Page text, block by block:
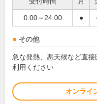
0:00～24:00 ●
その他
急な発熱、悪天候など直
利用ください
オンライ